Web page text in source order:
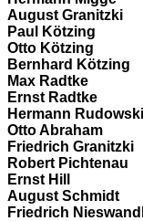
August Granitzki
Paul Kötzing
Otto Kötzing
Bernhard Kötzing
Max Radtke
Ernst Radtke
Hermann Rudowski
Otto Abraham
Friedrich Granitzki
Robert Pichtenau
Ernst Hill
August Schmidt
Friedrich Nieswandl